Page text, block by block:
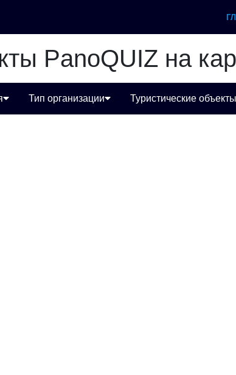
PanoQUIZ на
Тип организации Туристические